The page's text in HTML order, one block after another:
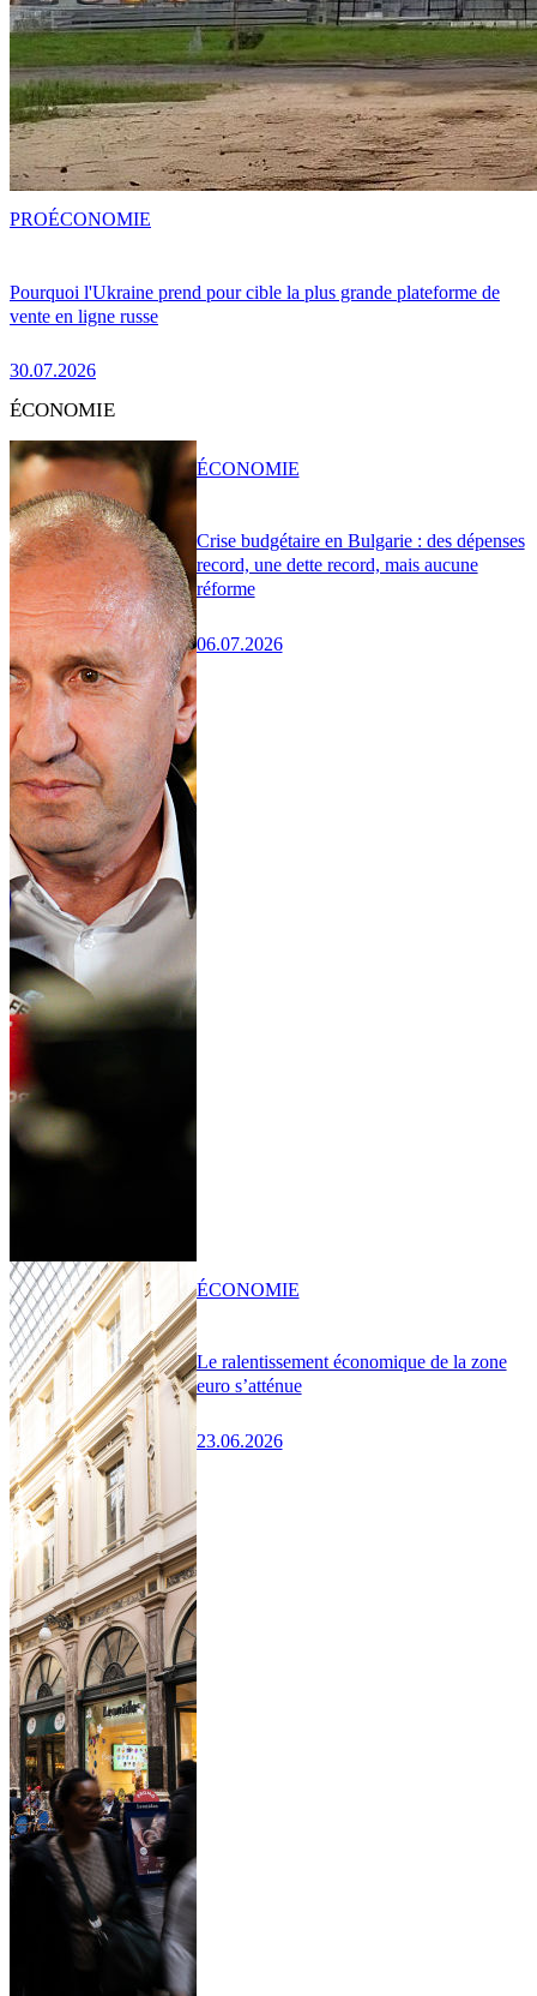
Pourquoi l'Ukraine prend pour cible la plus grande plateforme de
vente en ligne russe
30.07.2026
PROÉCONOMIE
ÉCONOMIE
Crise budgétaire en Bulgarie : des dépenses
record, une dette record, mais aucune
réforme
06.07.2026
ÉCONOMIE
Le ralentissement économique de la zone
euro s’atténue
23.06.2026
ÉCONOMIE